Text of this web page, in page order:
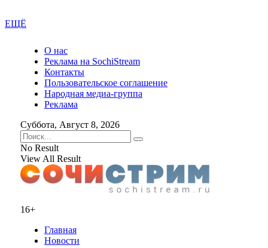
ЕЩЁ
О нас
Реклама на SochiStream
Контакты
Пользовательское соглашение
Народная медиа-группа
Реклама
Суббота, Август 8, 2026
No Result
View All Result
16+
Главная
Новости